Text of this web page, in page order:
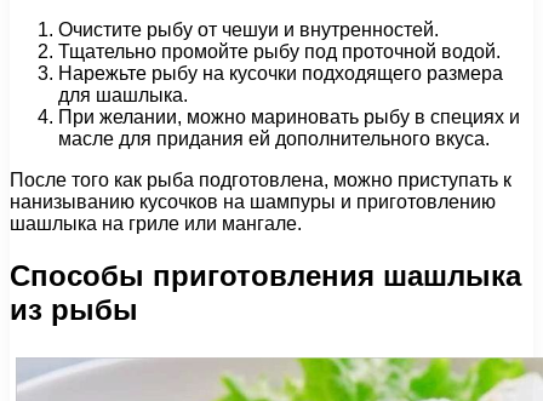
Очистите рыбу от чешуи и внутренностей.
Тщательно промойте рыбу под проточной водой.
Нарежьте рыбу на кусочки подходящего размера
для шашлыка.
При желании, можно мариновать рыбу в специях и
масле для придания ей дополнительного вкуса.
После того как рыба подготовлена, можно приступать к
нанизыванию кусочков на шампуры и приготовлению
шашлыка на гриле или мангале.
Способы приготовления шашлыка
из рыбы